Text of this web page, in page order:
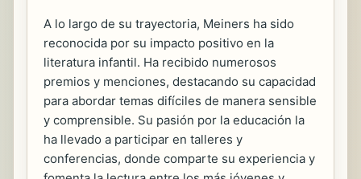
A lo largo de su trayectoria, Meiners ha sido
reconocida por su impacto positivo en la
literatura infantil. Ha recibido numerosos
premios y menciones, destacando su capacidad
para abordar temas difíciles de manera sensible
y comprensible. Su pasión por la educación la
ha llevado a participar en talleres y
conferencias, donde comparte su experiencia y